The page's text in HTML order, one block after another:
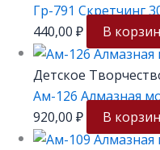
Гр-791 Скретчинг
440,00 ₽ В
Детское
Ам-126 Алмазная
920,00 ₽
В